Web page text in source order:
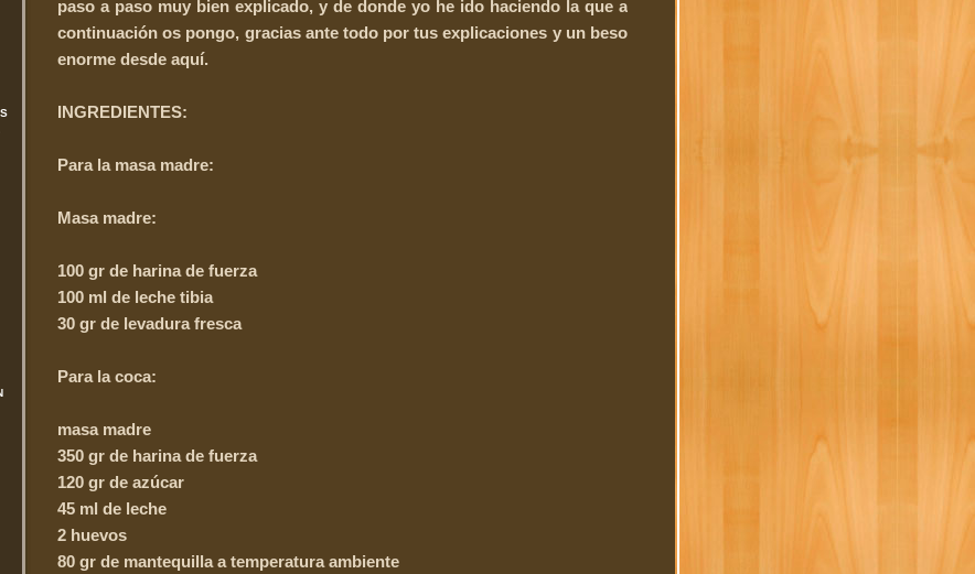
paso a paso muy bien explicado, y de donde yo he ido haciendo la que a
continuación os pongo, gracias ante todo por tus explicaciones y un beso
enorme desde aquí.
INGREDIENTES:
Para la masa madre:
Masa madre:
100 gr de harina de fuerza
100 ml de leche tibia
30 gr de levadura fresca
Para la coca:
masa madre
350 gr de harina de fuerza
120 gr de azúcar
45 ml de leche
2 huevos
80 gr de mantequilla a temperatura ambiente